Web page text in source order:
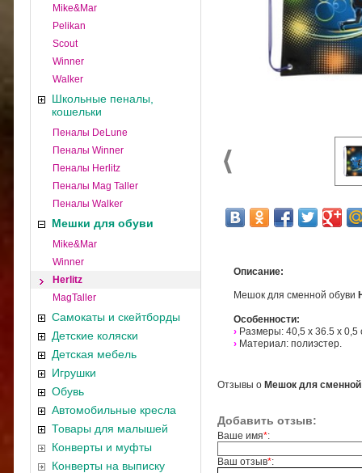
Mike&Mar
Pelikan
Scout
Winner
Walker
Школьные пеналы,
кошельки
Пеналы DeLune
Пеналы Winner
Пеналы Herlitz
Пеналы Mag Taller
Пеналы Walker
Мешки для обуви
Mike&Mar
Winner
Herlitz
MagTaller
Самокаты и скейтборды
Детские коляски
Детская мебель
Игрушки
Обувь
Автомобильные кресла
Товары для малышей
Конверты и муфты
Конверты на выписку
Описание:
Мешок для сменной обуви
Особенности:
› Размеры: 40,5 х 36.5 х 0,5
› Материал: полиэстер.
Отзывы о Мешок для
Добавить отзыв:
Ваше имя*:
Ваш отзыв*: